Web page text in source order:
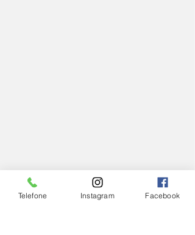
Telefone Instagram Facebook